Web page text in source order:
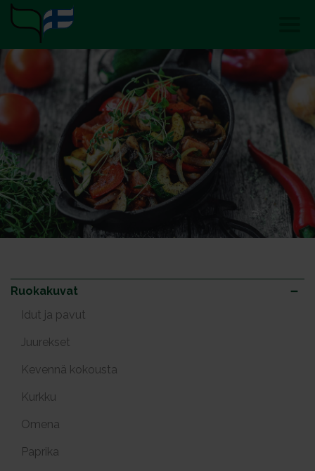
Ruokakuvat
Idut ja pavut
Juurekset
Kevennä kokousta
Kurkku
Omena
Paprika